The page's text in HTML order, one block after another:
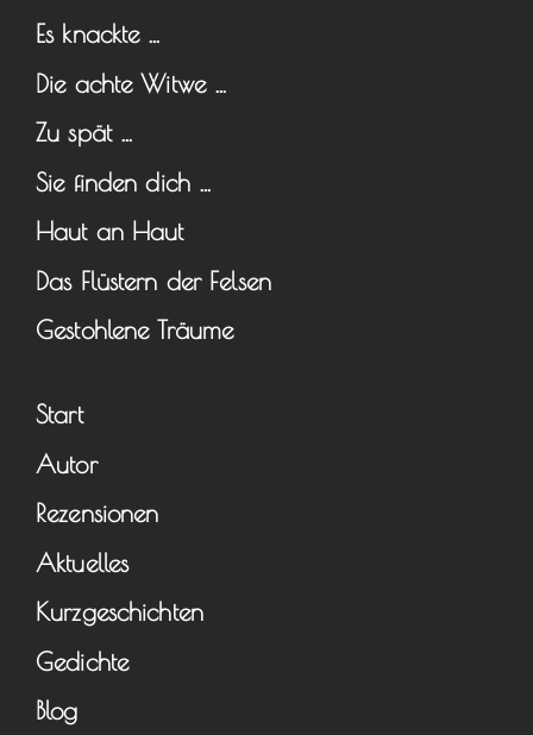
Es knackte …
Die achte Witwe …
Zu spät …
Sie finden dich …
Haut an Haut
Das Flüstern der Felsen
Gestohlene Träume
Start
Autor
Rezensionen
Aktuelles
Kurzgeschichten
Gedichte
Blog